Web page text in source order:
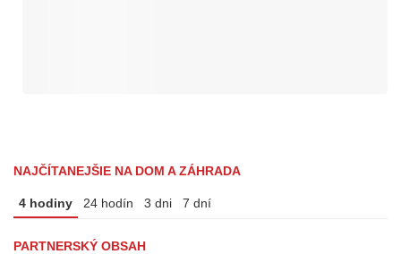
NAJČÍTANEJŠIE NA DOM A ZÁHRADA
4 hodiny 24 hodín 3 dni 7 dní
PARTNERSKÝ OBSAH